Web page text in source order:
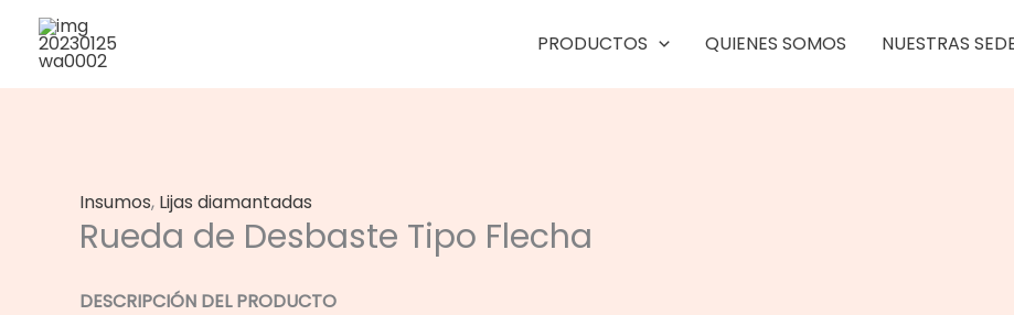
contenido
PRODUCTOS QUIENES SOMOS NUESTRAS
Insumos, Lijas diamantadas
Rueda de Desbaste Tipo Flecha
DESCRIPCIÓN DEL PRODUCTO